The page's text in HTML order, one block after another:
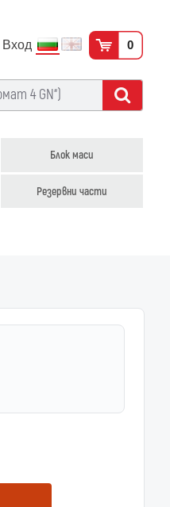
Вход 0
Блок маси
Резервни части